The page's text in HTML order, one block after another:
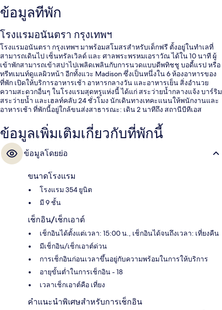
ข้อมูลที่พัก
โรงแรมอนันตรา กรุงเทพฯ
โรงแรมอนันตรา กรุงเทพฯ มาพร้อมสโมสรสำหรับเด็กฟรี ตั้งอยู่ในทำเลที่
สามารถเดินไป เซ็นทรัลเวิลด์ และ ศาลพระพรหมเอราวัณ ได้ใน 10 นาที ผู้
เข้าพักสามารถเข้าสปาไปเพลิดเพลินกับการนวดแบบดีพทิชชู บอดี้แรป หรือ
ทรีทเมนท์ดูแลผิวหน้า อีกทั้งแวะ Madison ซึ่งเป็นหนึ่งใน 6 ห้องอาหารของ
ที่พัก เปิดให้บริการอาหารเช้า อาหารกลางวัน และอาหารเย็น สิ่งอำนวย
ความสะดวกอื่นๆ ในโรงแรมสุดหรูแห่งนี้ ได้แก่ สระว่ายน้ำกลางแจ้ง บาร์ริม
สระว่ายน้ำ และเฮลท์คลับ 24 ชั่วโมง นักเดินทางเทคะแนนให้พนักงานและ
อาหารเช้า ที่พักนี้อยู่ใกล้ขนส่งสาธารณะ: เดิน 2 นาทีถึง สถานีบีทีเอส
ข้อมูลเพิ่มเติมเกี่ยวกับที่พักนี้
ข้อมูลโดยย่อ
ขนาดโรงแรม
โรงแรม 354 ยูนิต
มี 9 ชั้น
เช็กอิน/เช็กเอาต์
เช็กอินได้ตั้งแต่เวลา: 15:00 น., เช็กอินได้จนถึงเวลา: เที่ยงคืน
มีเช็กอิน/เช็กเอาต์ด่วน
การเช็กอินก่อนเวลาขึ้นอยู่กับความพร้อมในการให้บริการ
อายุขั้นต่ำในการเช็กอิน - 18
เวลาเช็กเอาต์คือ เที่ยง
คำแนะนำพิเศษสำหรับการเช็กอิน